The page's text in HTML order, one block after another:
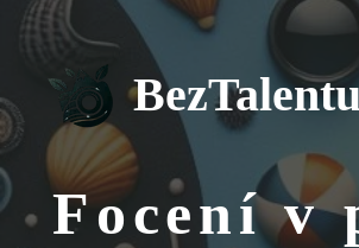
Přeskočit
obsah
Focení v